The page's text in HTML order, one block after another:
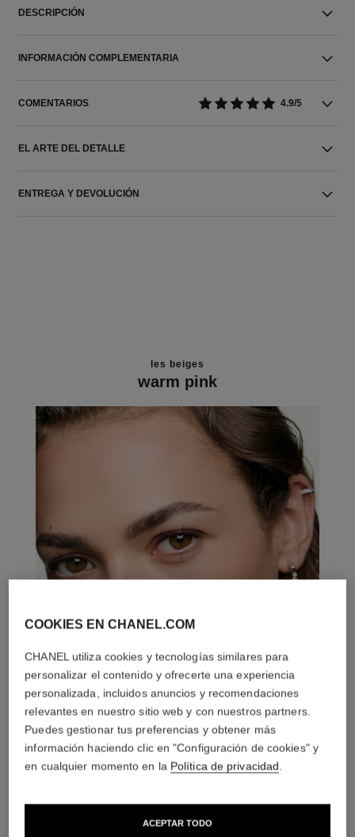
DESCRIPCIÓN
INFORMACIÓN COMPLEMENTARIA
COMENTARIOS 4.9/5
EL ARTE DEL DETALLE
ENTREGA Y DEVOLUCIÓN
les beiges
warm pink
LA COMBINACIÓN PERFECTA
COOKIES EN CHANEL.COM
CHANEL utiliza cookies y tecnologías similares para
personalizar el contenido y ofrecerte una experiencia
personalizada, incluidos anuncios y recomendaciones
relevantes en nuestro sitio web y con nuestros partners.
Puedes gestionar tus preferencias y obtener más
información haciendo clic en "Configuración de cookies" y
en cualquier momento en la Política de privacidad
ACEPTAR TODO